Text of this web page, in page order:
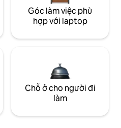
Góc làm việc phù
hợp với laptop
Chỗ ở cho người đi
làm